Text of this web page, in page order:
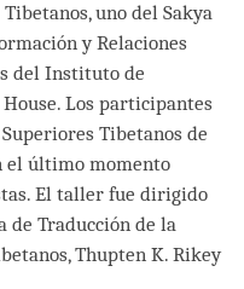
uno del Sakya
y Relaciones
del Instituto de
Los participantes
Tibetanos de
el último momento
El taller fue dirigido
de Traducción de la
Thupten K. Rikey